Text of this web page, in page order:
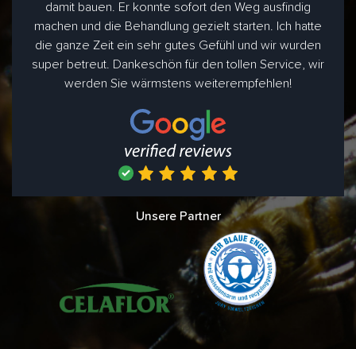
damit bauen. Er konnte sofort den Weg ausfindig
machen und die Behandlung gezielt starten. Ich hatte
die ganze Zeit ein sehr gutes Gefühl und wir wurden
super betreut. Dankeschön für den tollen Service, wir
werden Sie wärmstens weiterempfehlen!
Unsere Partner